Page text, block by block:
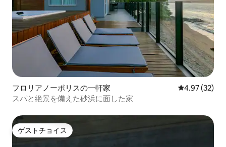
フロリアノーポリスの一軒家 レビュー32
4.97 (32)
スパと絶景を備えた砂浜に面した家
ゲストチョイス
ゲストチョイス